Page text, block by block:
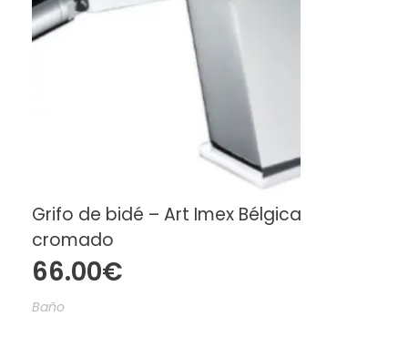
Grifo de bidé – Art Imex Bélgica
cromado
66.00€
Baño